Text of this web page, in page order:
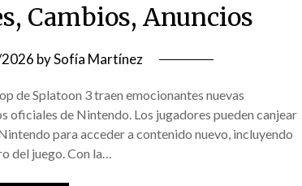
Cambios, Anuncios
bySofía Martínez
de Splatoon 3 traen emocionantes nuevas
oficiales de Nintendo. Los jugadores pueden canjear
para acceder a contenido nuevo, incluyendo
del juego. Con la…